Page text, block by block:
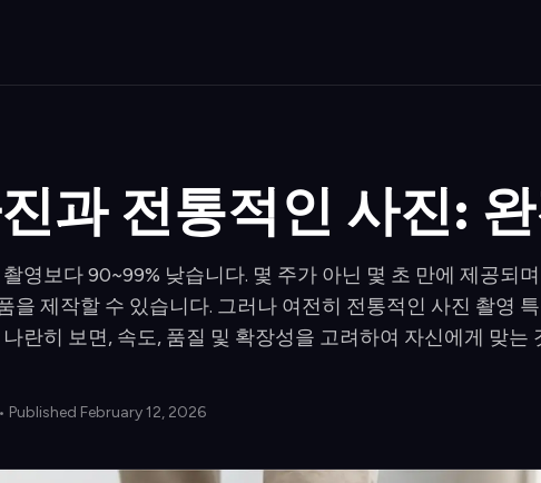
과 전통적인 사진:
영보다 90~99% 낮습니다. 몇 주가 아닌 몇 초 만에 제공되
을 제작할 수 있습니다. 그러나 여전히 전통적인 사진 촬영
란히 보면, 속도, 품질 및 확장성을 고려하여 자신에게 맞는
• Published February 12, 2026